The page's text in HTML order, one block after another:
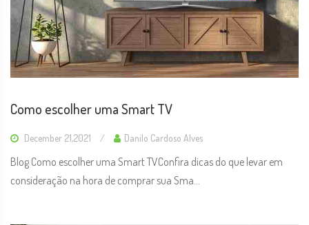
Como escolher uma Smart TV
December 21,2021 Danilo Cardoso Alves
Blog Como escolher uma Smart TVConfira dicas do que levar em
consideração na hora de comprar sua Sma...